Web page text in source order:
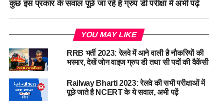
कुछ इस प्रकार के सवाल पूछे जा रहे हैं ग्रुप डी परीक्षा में अभी पढ़ें
YOU MAY LIKE
RRB भर्ती 2023: रेलवे में आने वाली है नौकरियों की
भरमार, देखें जोन वाइज ग्रुप डी तथा सी पदों की वैकेंसी
Railway Bharti 2023: रेलवे की सभी परीक्षाओं में
पूछे जाते है NCERT के ये सवाल, अभी पढ़ें